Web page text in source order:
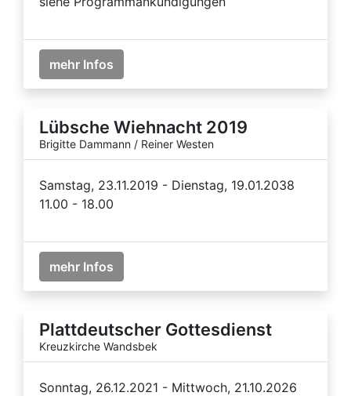
mehr Infos
Lübsche Wiehnacht 2019
Brigitte Dammann / Reiner Westen
Samstag, 23.11.2019 - Dienstag, 19.01.2038
11.00 - 18.00
mehr Infos
Plattdeutscher Gottesdienst
Kreuzkirche Wandsbek
Sonntag, 26.12.2021 - Mittwoch, 21.10.2026